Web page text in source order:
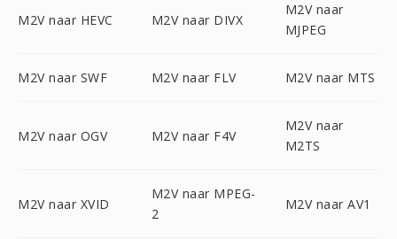
M2V naar HEVC M2V naar DIVX
M2V naar
MJPEG
M2V naar SWF M2V naar FLV M2V naar MTS
M2V naar OGV M2V naar F4V
M2V naar
M2TS
M2V naar XVID
M2V naar MPEG-
2
M2V naar AV1